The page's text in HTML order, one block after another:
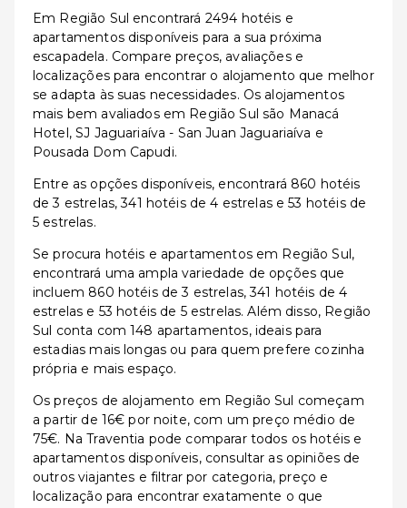
Em Região Sul encontrará 2494 hotéis e
apartamentos disponíveis para a sua próxima
escapadela. Compare preços, avaliações e
localizações para encontrar o alojamento que melhor
se adapta às suas necessidades. Os alojamentos
mais bem avaliados em Região Sul são Manacá
Hotel, SJ Jaguariaíva - San Juan Jaguariaíva e
Pousada Dom Capudi.
Entre as opções disponíveis, encontrará 860 hotéis
de 3 estrelas, 341 hotéis de 4 estrelas e 53 hotéis de
5 estrelas.
Se procura hotéis e apartamentos em Região Sul,
encontrará uma ampla variedade de opções que
incluem 860 hotéis de 3 estrelas, 341 hotéis de 4
estrelas e 53 hotéis de 5 estrelas. Além disso, Região
Sul conta com 148 apartamentos, ideais para
estadias mais longas ou para quem prefere cozinha
própria e mais espaço.
Os preços de alojamento em Região Sul começam
a partir de 16€ por noite, com um preço médio de
75€. Na Traventia pode comparar todos os hotéis e
apartamentos disponíveis, consultar as opiniões de
outros viajantes e filtrar por categoria, preço e
localização para encontrar exatamente o que